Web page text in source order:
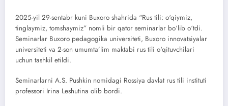
2025-yil 29-sentabr kuni Buxoro shahrida “Rus tili: o‘qiymiz,
tinglaymiz, tomshaymiz” nomli bir qator seminarlar bo‘lib o‘tdi.
Seminarlar Buxoro pedagogika universiteti, Buxoro innovatsiyalar
universiteti va 2-son umumta’lim maktabi rus tili o‘qituvchilari
uchun tashkil etildi.
Seminarlarni A.S. Pushkin nomidagi Rossiya davlat rus tili instituti
professori Irina Leshutina olib bordi.